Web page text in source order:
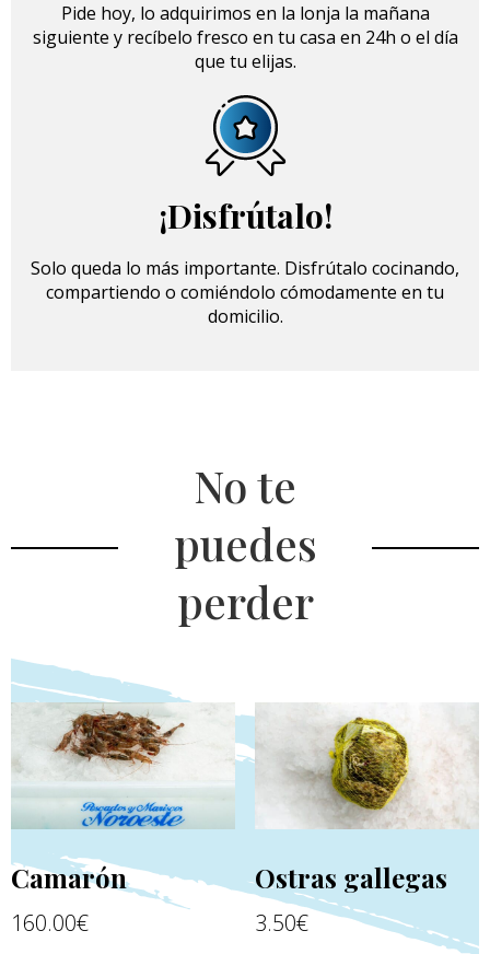
Pide hoy, lo adquirimos en la lonja la mañana
siguiente y recíbelo fresco en tu casa en 24h o el día
que tu elijas.
¡Disfrútalo!
Solo queda lo más importante. Disfrútalo cocinando,
compartiendo o comiéndolo cómodamente en tu
domicilio.
No te
puedes
perder
Camarón
160.00€
Ostras gallegas
3.50€